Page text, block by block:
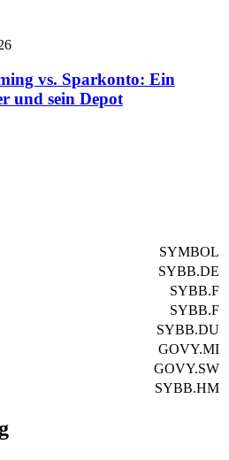
vs. Sparkonto: Ein
und sein Depot
SYMBOL
SYBB.DE
SYBB.F
SYBB.F
SYBB.DU
GOVY.MI
GOVY.SW
SYBB.HM